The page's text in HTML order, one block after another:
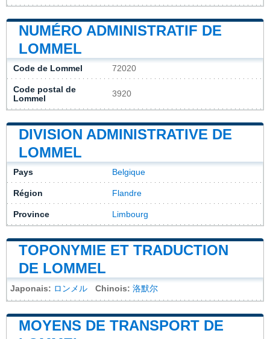
NUMÉRO ADMINISTRATIF DE
LOMMEL
Code de Lommel 72020
Code postal de
Lommel
3920
DIVISION ADMINISTRATIVE DE
LOMMEL
Pays Belgique
Région Flandre
Province Limbourg
TOPONYMIE ET TRADUCTION
DE LOMMEL
Japonais: ロンメル Chinois: 洛默尔
MOYENS DE TRANSPORT DE